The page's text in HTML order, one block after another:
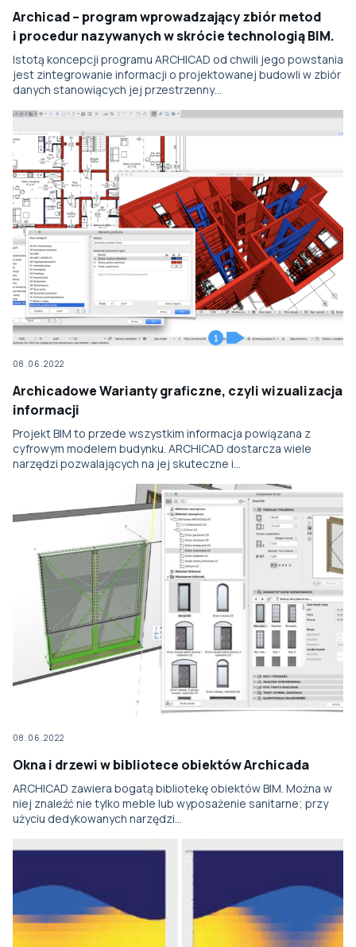
Archicad – program wprowadzający zbiór metod
i procedur nazywanych w skrócie technologią BIM.
Istotą koncepcji programu ARCHICAD od chwili jego powstania
jest zintegrowanie informacji o projektowanej budowli w zbiór
danych stanowiących jej przestrzenny…
08.06.2022
Archicadowe Warianty graficzne, czyli wizualizacja
informacji
Projekt BIM to przede wszystkim informacja powiązana z
cyfrowym modelem budynku. ARCHICAD dostarcza wiele
narzędzi pozwalających na jej skuteczne i…
08.06.2022
Okna i drzewi w bibliotece obiektów Archicada
ARCHICAD zawiera bogatą bibliotekę obiektów BIM. Można w
niej znaleźć nie tylko meble lub wyposażenie sanitarne; przy
użyciu dedykowanych narzędzi…